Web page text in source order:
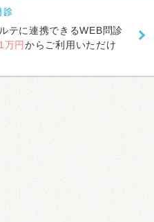
テに連携できるWEB問診
万円からご利用いただけ